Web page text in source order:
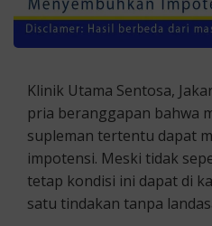
Klinik Utama Sentosa,
pria beranggapan bahwa
supleman tertentu dapat
impotensi. Meski tidak
tetap kondisi ini dapat di
satu tindakan tanpa